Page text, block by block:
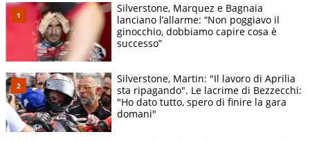
Silverstone, Marquez e Bagnaia
lanciano l’allarme: “Non poggiavo il
ginocchio, dobbiamo capire cosa è
successo”
Silverstone, Martin: "Il lavoro di Aprilia
sta ripagando". Le lacrime di Bezzecchi:
"Ho dato tutto, spero di finire la gara
domani"